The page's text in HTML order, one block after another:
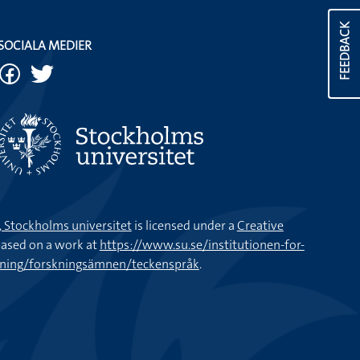
FEEDBACK
MEDIER
universitetis licensed under aCreative
on a work athttps://www.su.se/institutionen-for-
forskningsämnen/teckenspråk.